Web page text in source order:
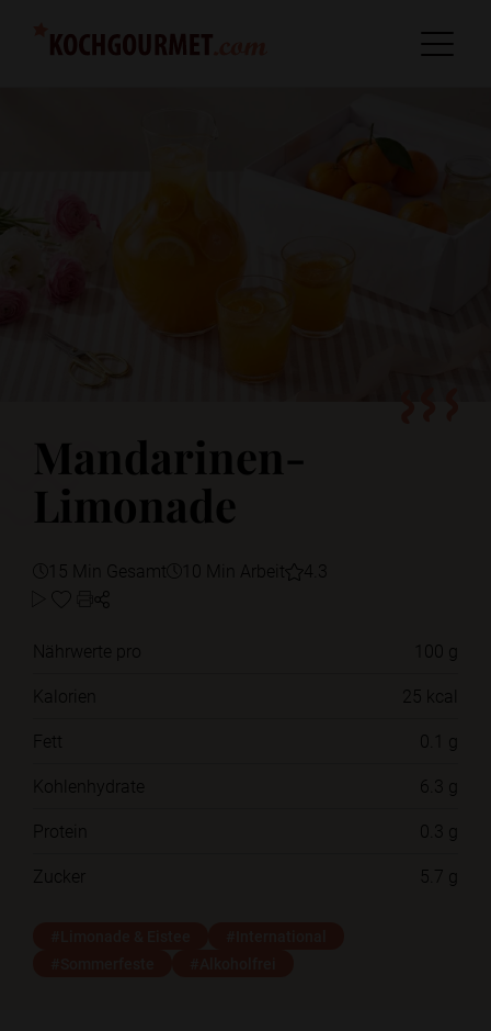
Mandarinen-
Limonade
15 Min Gesamt 10 Min Arbeit 4.3
Nährwerte pro
100 g
Kalorien
25 kcal
Fett
0.1 g
Kohlenhydrate
6.3 g
Protein
0.3 g
Zucker
5.7 g